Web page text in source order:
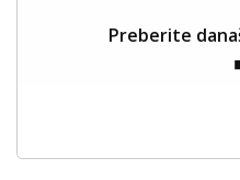
Preberite